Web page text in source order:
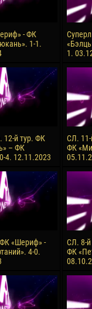
- ФК
1-1.
1.
12-й тур. ФК
– ФК
4. 12.11.2023
СЛ.
ФК
«Шериф» -
4-0.
СЛ. 8-
ФК